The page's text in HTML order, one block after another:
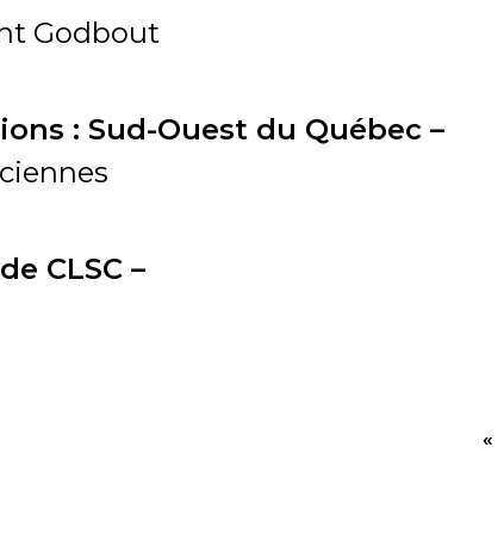
Godbout
: Sud-Ouest du Québec –
CLSC –
«